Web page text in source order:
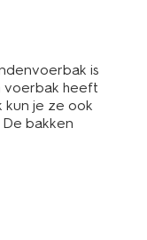
is
voerbak heeft
kun je ze ook
bakken